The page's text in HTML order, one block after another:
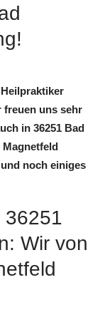
uns sehr
in 36251 Bad
noch einiges
36251
Wir von